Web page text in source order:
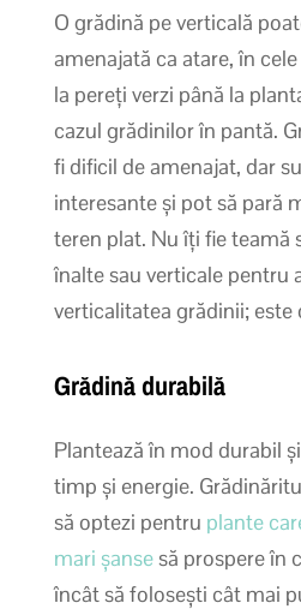
O grădină pe verticală
amenajată ca atare, în
la pereți verzi până la
cazul grădinilor în pantă.
fi dificil de amenajat, dar
interesante și pot să pară
teren plat. Nu îți fie teamă
înalte sau verticale pentru
verticalitatea grădinii; este
Grădină durabilă
Plantează în mod durabil
timp și energie.
să optezi pentru plante
mari șansesă prospere în
încât să folosești cât mai